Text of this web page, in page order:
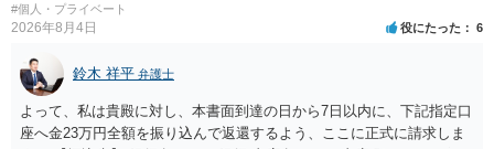
#個人・プライベート
2026年8月4日 役にたった 6
鈴木 祥平 弁護士
よって、私は貴殿に対し、本書面到達の日から7日以内に、下記指定口
座へ金23万円全額を振り込んで返還するよう、ここに正式に請求しま